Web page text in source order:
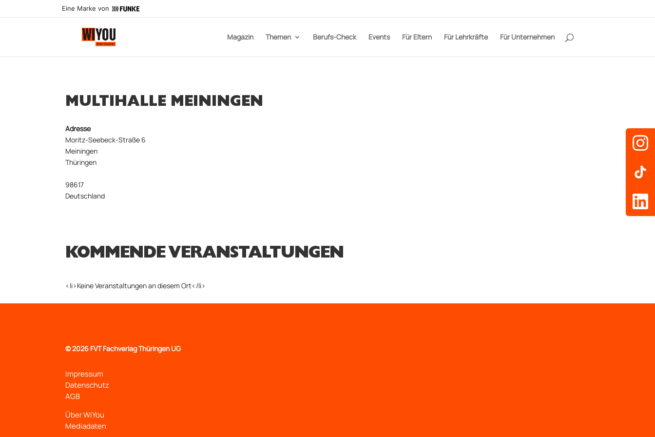
Eine Marke von
Magazin Themen Berufs-Check Events Für Eltern Für Lehrkräfte Für Unternehmen
MULTIHALLE MEININGEN
Adresse
Moritz-Seebeck-Straße 6
Meiningen
Thüringen
98617
Deutschland
KOMMENDE VERANSTALTUNGEN
<li>Keine Veranstaltungen an diesem Ort</li>
©2026 FVT Fachverlag Thüringen UG
Impressum
Datenschutz
AGB
Über WiYou
Mediadaten